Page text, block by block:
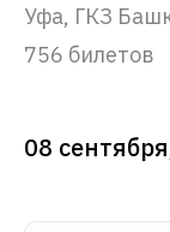
Уфа, ГКЗ
756 билетов
08